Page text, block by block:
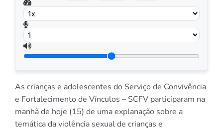
As crianças e adolescentes do Serviço de Convivência
e Fortalecimento de Vínculos – SCFV participaram na
manhã de hoje (15) de uma explanação sobre a
temática da violência sexual de crianças e